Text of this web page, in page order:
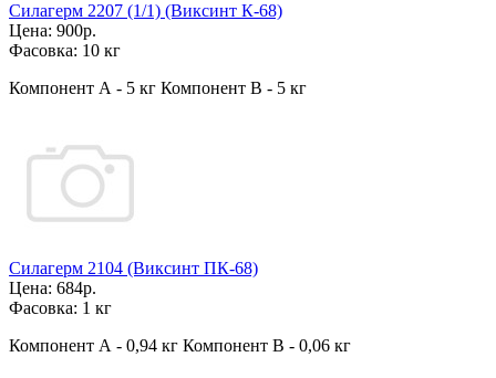
Силагерм 2207 (1/1) (Виксинт К-68)
Цена: 900р.
Фасовка: 10 кг
Компонент А - 5 кг Компонент В - 5 кг
Силагерм 2104 (Виксинт ПК-68)
Цена: 684р.
Фасовка: 1 кг
Компонент А - 0,94 кг Компонент В - 0,06 кг